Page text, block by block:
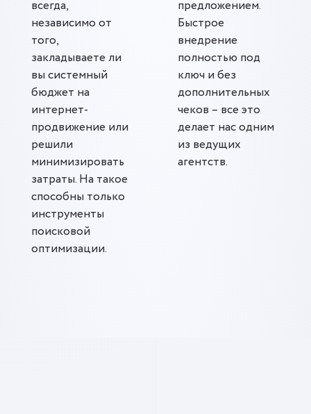
всегда,
независимо от
того,
закладываете ли
вы системный
бюджет на
интернет-
продвижение или
решили
минимизировать
затраты. На такое
способны только
инструменты
поисковой
оптимизации.
предложением.
Быстрое
внедрение
полностью под
ключ и без
дополнительных
чеков – все это
делает нас одним
из ведущих
агентств.